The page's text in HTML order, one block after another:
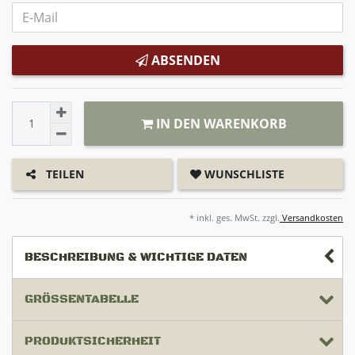
ABSENDEN
IN DEN WARENKORB
TEILEN WUNSCHLISTE
* inkl. ges. MwSt. zzgl. Versandkosten
BESCHREIBUNG & WICHTIGE DATEN
GRÖSSENTABELLE
PRODUKTSICHERHEIT